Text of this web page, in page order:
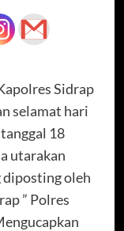
Sidrap
selamat hari
18
utarakan
diposting oleh
” Polres